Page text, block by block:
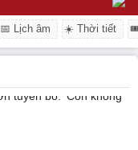
📅 Lịch âm ☀️ Thời tiết